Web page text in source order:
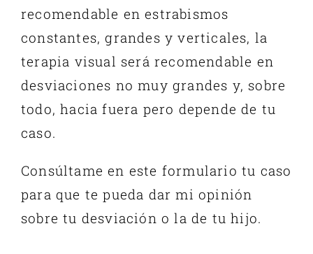
recomendable en estrabismos
constantes, grandes y verticales, la
terapia visual será recomendable en
desviaciones no muy grandes y, sobre
todo, hacia fuera pero depende de tu
caso.
Consúltame en este formulario tu caso
para que te pueda dar mi opinión
sobre tu desviación o la de tu hijo.